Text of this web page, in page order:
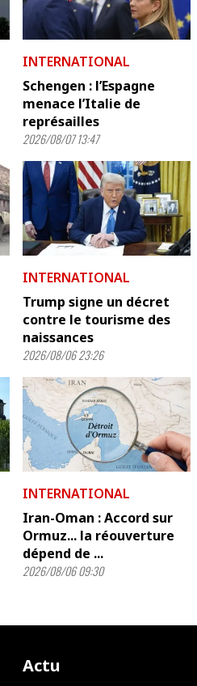
INTERNATIONAL
Schengen : l’Espagne
menace l’Italie de
représailles
2026/08/07 13:47
INTERNATIONAL
Trump signe un décret
contre le tourisme des
naissances
2026/08/06 23:26
INTERNATIONAL
Iran-Oman : Accord sur
Ormuz... la réouverture
dépend de ...
2026/08/06 09:30
Actu